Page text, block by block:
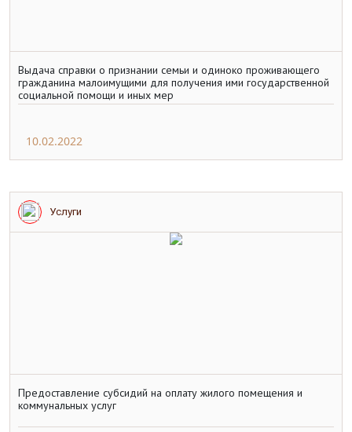
Выдача справки о признании семьи и одиноко проживающего
гражданина малоимущими для получения ими государственной
социальной помощи и иных мер
10.02.2022
Услуги
Предоставление субсидий на оплату жилого помещения и
коммунальных услуг